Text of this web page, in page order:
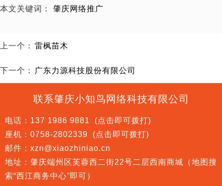
本文关键词： 肇庆网络推广
上一个： 雷枫苗木
下一个： 广东力源科技股份有限公司
联系肇庆小知鸟网络科技有限公司
电话： 137 1986 9881 (点击即可拨打)
座机： 0758-2802339 (点击即可拨打)
邮件：xzn@xiaozhiniao.cn
地址：肇庆端州区芙蓉西二街22号二层西南商城（地图搜
索“西江商务中心”即可）